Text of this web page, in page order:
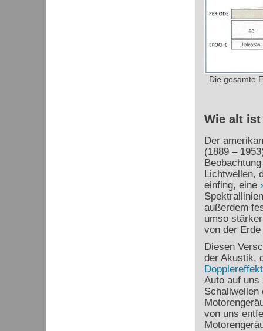
Die gesamte
Wie alt ist
Der
(1889 –
Lichtwellen,
einfing, eine
außerdem
umso
von der
Diesen
der Akustik,
Dopplereffekt
Auto auf uns
Schallwellen
von uns